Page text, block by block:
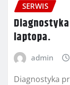
SERWIS
laptopa.
admin
Diagnostyka